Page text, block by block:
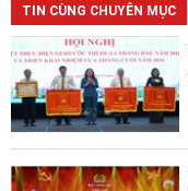
TIN CÙNG CHUYÊN MỤC